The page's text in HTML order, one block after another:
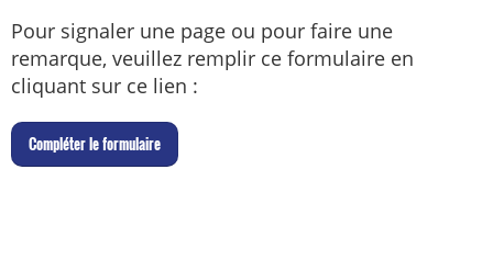
Pour signaler une page ou pour faire une
remarque, veuillez remplir ce formulaire en
cliquant sur ce lien :
Compléter le formulaire